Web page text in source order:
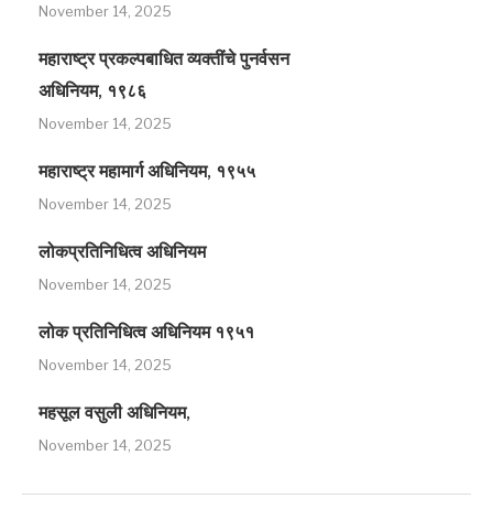
November 14, 2025
महाराष्ट्र प्रकल्पबाधित व्यक्तींचे पुनर्वसन
अधिनियम, १९८६
November 14, 2025
महाराष्ट्र महामार्ग अधिनियम, १९५५
November 14, 2025
लोकप्रतिनिधित्व अधिनियम
November 14, 2025
लोक प्रतिनिधित्व अधिनियम १९५१
November 14, 2025
महसूल वसुली अधिनियम,
November 14, 2025